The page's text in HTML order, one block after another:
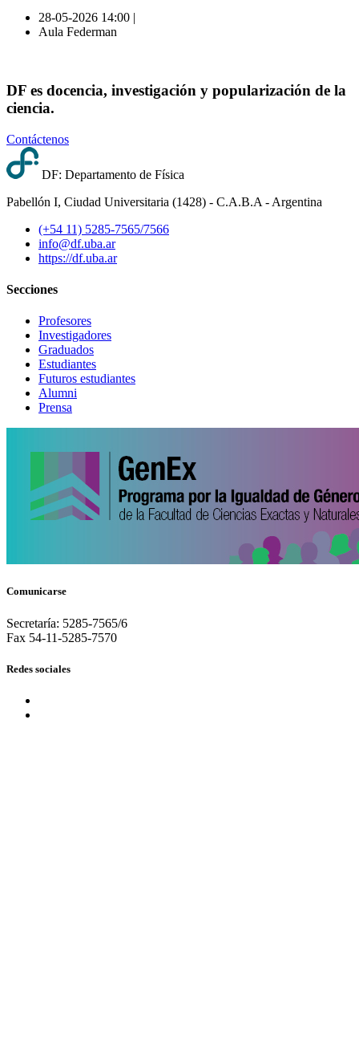
28-05-2026 14:00 |
Aula Federman
DF es docencia, investigación y popularización de la
ciencia.
Contáctenos
DF: Departamento de Física
Pabellón I, Ciudad Universitaria (1428) - C.A.B.A - Argentina
(+54 11) 5285-7565/7566
info@df.uba.ar
https://df.uba.ar
Secciones
Profesores
Investigadores
Graduados
Estudiantes
Futuros estudiantes
Alumni
Prensa
Comunicarse
Secretaría: 5285-7565/6
Fax 54-11-5285-7570
Redes sociales